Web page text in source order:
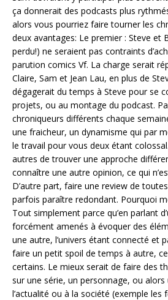
ça donnerait des podcasts plus
alors vous pourriez faire tourner les
deux avantages: Le premier : Steve et
perdu!) ne seraient pas contraints
parution comics Vf. La charge serait
Claire, Sam et Jean Lau, en plus de
dégagerait du temps à Steve pour se
projets, ou au montage du podcast.
chroniqueurs différents chaque
une fraicheur, un dynamisme qui par
le travail pour vous deux étant
autres de trouver une approche
connaître une autre opinion, ce qui
D’autre part, faire une review de
parfois paraître redondant. Pourquoi
Tout simplement parce qu’en parlant
forcément amenés à évoquer des
une autre, l’univers étant connecté et
faire un petit spoil de temps à autre,
certains. Le mieux serait de faire des
sur une série, un personnage, ou
l’actualité ou à la société (exemple les